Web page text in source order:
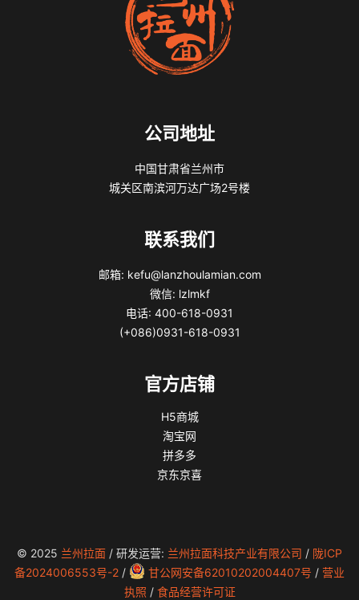
公司地址
中国甘肃省兰州市
城关区南滨河万达广场2号楼
联系我们
邮箱: kefu@lanzhoulamian.com
微信: lzlmkf
电话: 400-618-0931
(+086)0931-618-0931
官方店铺
H5商城
淘宝网
拼多多
京东京喜
© 2025 兰州拉面 / 研发运营: 兰州拉面科技产业有限公司 / 陇ICP
备2024006553号-2 / 甘公网安备62010202004407号 / 营业
执照 / 食品经营许可证